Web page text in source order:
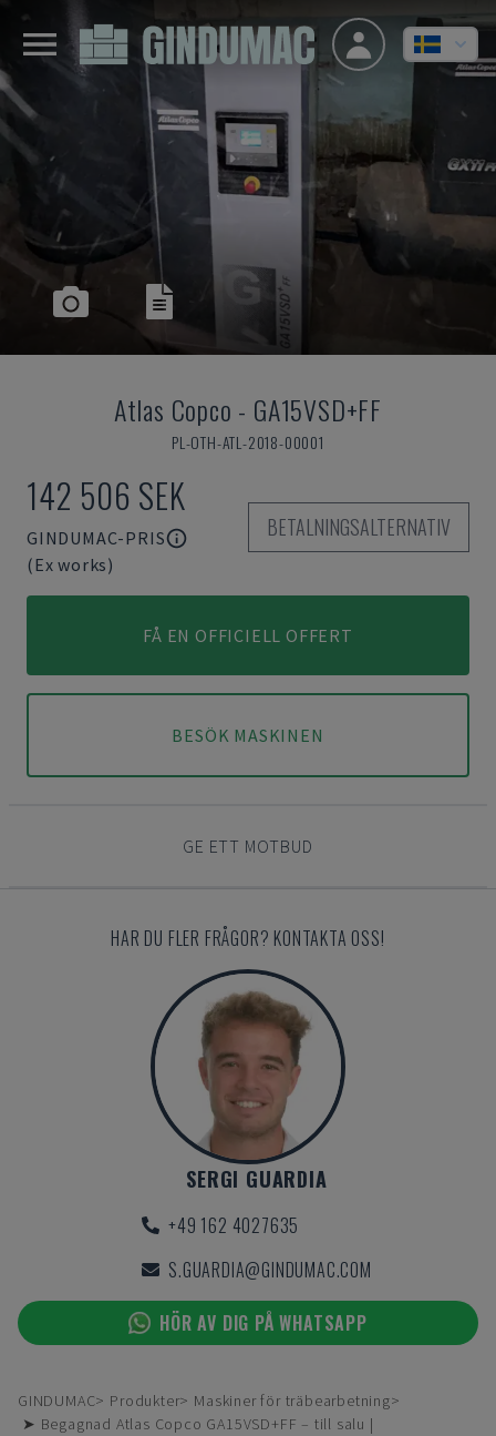
Atlas Copco - GA15VSD+FF
PL-OTH-ATL-2018-00001
142 506 SEK
GINDUMAC-PRIS
(Ex works)
BETALNINGSALTERNATIV
FÅ EN OFFICIELL OFFERT
BESÖK MASKINEN
GE ETT MOTBUD
HAR DU FLER FRÅGOR? KONTAKTA OSS!
SERGI GUARDIA
+49 162 4027635
S.GUARDIA@GINDUMAC.COM
HÖR AV DIG PÅ WHATSAPP
GINDUMAC Produkter
Maskiner för träbearbetning
➤ Begagnad Atlas Copco GA15VSD+FF – till salu |